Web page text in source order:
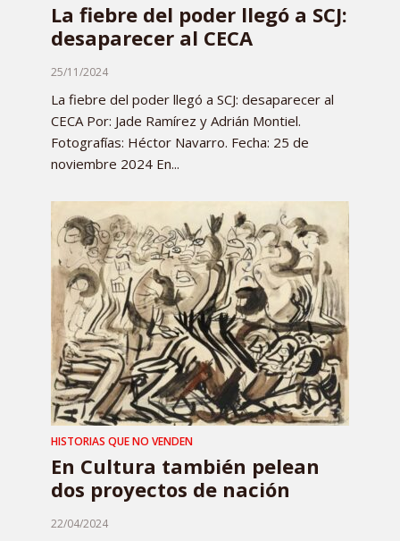
La fiebre del poder llegó a SCJ:
desaparecer al CECA
25/11/2024
La fiebre del poder llegó a SCJ: desaparecer al
CECA Por: Jade Ramírez y Adrián Montiel.
Fotografías: Héctor Navarro. Fecha: 25 de
noviembre 2024 En...
HISTORIAS QUE NO VENDEN
En Cultura también pelean
dos proyectos de nación
22/04/2024